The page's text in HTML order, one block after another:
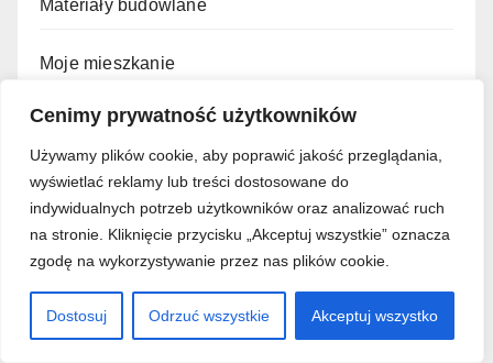
Cenimy prywatność użytkowników
Używamy plików cookie, aby poprawić jakość przeglądania,
wyświetlać reklamy lub treści dostosowane do
indywidualnych potrzeb użytkowników oraz analizować ruch
na stronie. Kliknięcie przycisku „Akceptuj wszystkie” oznacza
zgodę na wykorzystywanie przez nas plików cookie.
Dostosuj Odrzuć wszystkie Akceptuj wszystko
Materiały budowlane
Moje mieszkanie
Poradnik remontowy
Smart Home
Termoizolacja